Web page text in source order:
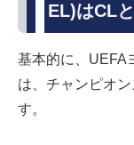
EL)はCL
基本的に、UEFA
は、チャンピオ
す。